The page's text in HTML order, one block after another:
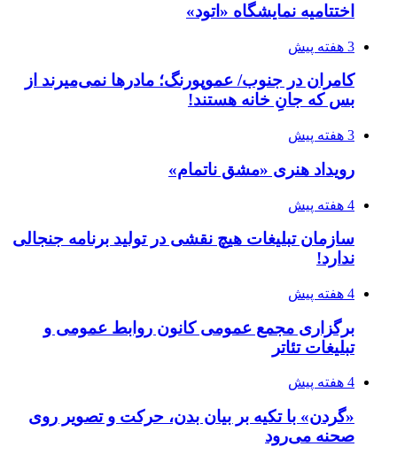
اختتامیه نمایشگاه «اتود»
3 هفته پیش
کامران در جنوب/ عموپورنگ؛ مادرها نمی‌میرند از
بس که جانِ خانه هستند!
3 هفته پیش
رویداد هنری «مشق ناتمام»
4 هفته پیش
سازمان تبلیغات هیچ نقشی در تولید برنامه جنجالی
ندارد!
4 هفته پیش
برگزاری مجمع عمومی کانون روابط عمومی و
تبلیغات تئاتر
4 هفته پیش
«گردن» با تکیه بر بیان بدن، حرکت و تصویر روی
صحنه می‌رود